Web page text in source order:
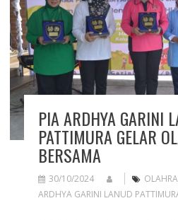
PIA ARDHYA GARINI
PATTIMURA GELAR
BERSAMA
30/10/2024
ARDHYA GARINI LANUD